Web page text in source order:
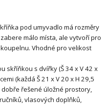
pod umyvadlo má rozměry
zabere málo místa, ale vytvoří pro
Vhodné pro velikost
skříňkou s dvířky (Š 34 x V 42 x
(každá Š 21 x V 20 x H 29,5
řešené úložné prostory,
vlasových doplňků,